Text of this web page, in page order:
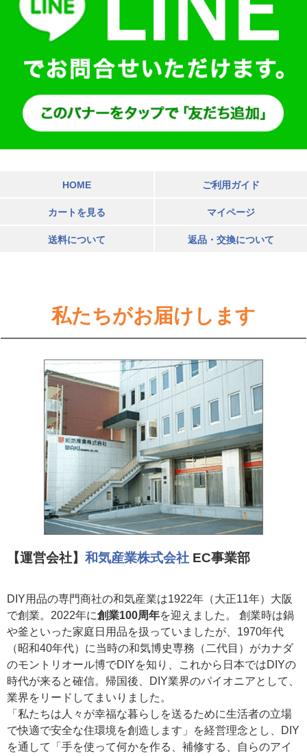
HOME ご利用ガイド
カートを見る マイページ
送料について 返品・交換について
私たちがお届けします
【運営会社】 和気産業株式会社 EC事業部
DIY用品の専門商社の和気産業は1922年（大正11年）大阪
で創業。2022年に創業100周年を迎えました。 創業時は鍋
や釜といった家庭日用品を扱っていましたが、1970年代
（昭和40年代）に当時の和気博史専務（二代目）がカナダ
のモントリオール博でDIYを知り、これから日本ではDIYの
時代が来ると確信。帰国後、DIY業界のパイオニアとして、
業界をリードしてまいりました。
「私たちは人々が幸福な暮らしを送るために生活者の立場
で快適で安全な住環境を創造します」を経営理念とし、DIY
を通して「手を使って何かを作る、補修する、自らのアイ